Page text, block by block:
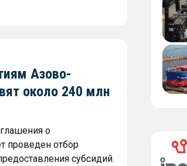
Азово-
около 240 млн
о
проведен отбор
субсидий.